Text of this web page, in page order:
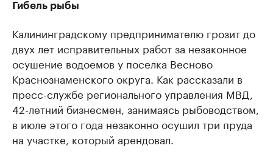
Гибель рыбы
Калининградскому предпринимателю грозит до
двух лет исправительных работ за незаконное
осушение водоемов у поселка Весново
Краснознаменского округа. Как рассказали в
пресс-службе регионального управления МВД,
42-летний бизнесмен, занимаясь рыбоводством,
в июле этого года незаконно осушил три пруда
на участке, который арендовал.